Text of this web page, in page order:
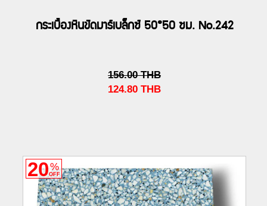
กระเบื้องหินขัดมาร์เบล็กซ์ 50*50 ซม. No.242
156.00 THB
124.80 THB
20%
OFF